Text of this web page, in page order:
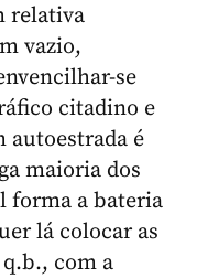
relativa
vazio,
se
citadino e
autoestrada é
maioria dos
forma a bateria
lá colocar as
com a